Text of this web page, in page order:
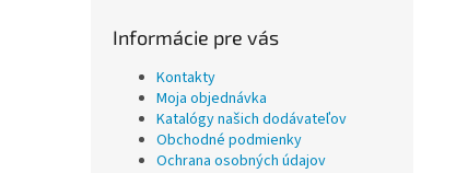
Informácie pre vás
Kontakty
Moja objednávka
Katalógy našich dodávateľov
Obchodné podmienky
Ochrana osobných údajov